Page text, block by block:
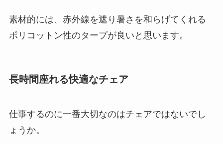
素材的には、 赤外線を遮り暑さを和らげてくれる
ポリコットン性のタープが良いと思います。
長時間座れる快適なチェア
仕事するのに一番大切なのはチェアではないでし
ょうか。